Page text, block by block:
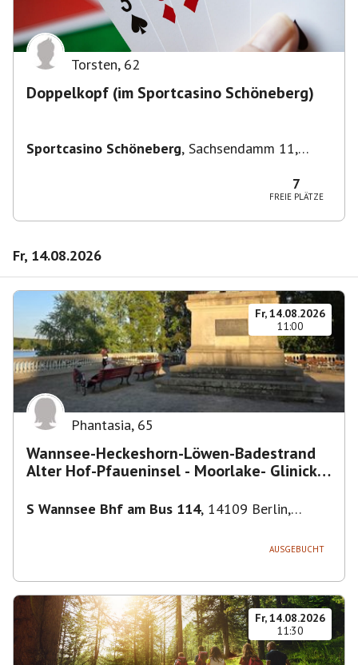
Torsten, 62
Doppelkopf (im Sportcasino Schöneberg)
Sportcasino Schöneberg, Sachsendamm 11,
7
FREIE PLÄTZE
Fr, 14.08.2026
Fr, 14.08.2026
11:00
Phantasia, 65
Wannsee-Heckeshorn-Löwen-Badestrand
Alter Hof-Pfaueninsel - Moorlake- Glinicker
S Wannsee Bhf am Bus 114, 14109 Berlin,
AUSGEBUCHT
Fr, 14.08.2026
11:30